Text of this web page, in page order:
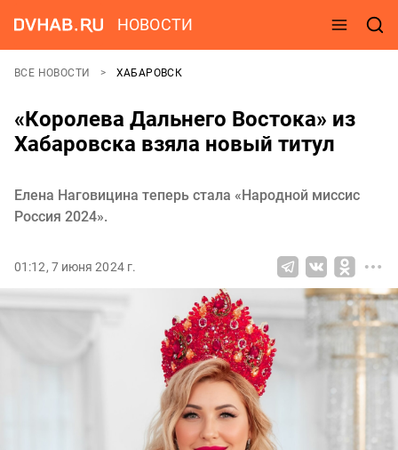
НОВОСТИ
ВСЕ НОВОСТИ ХАБАРОВСК
«Королева Дальнего Востока» из
Хабаровска взяла новый титул
Елена Наговицина теперь стала «Hapoдной миccиc
Poccия 2024».
01:12, 7 июня 2024 г.